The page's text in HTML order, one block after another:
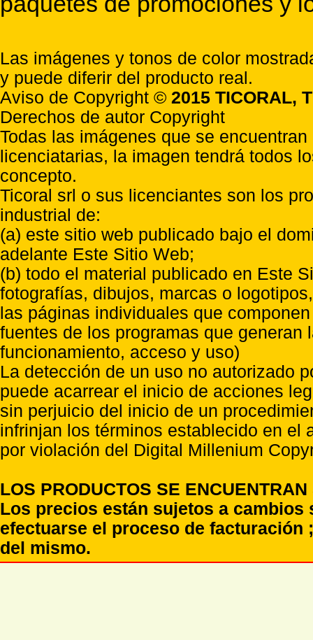
Las imágenes y tonos de color
y puede diferir del producto real.
Aviso de Copyright © 2015 TICORAL,
Derechos de autor Copyright
Todas las imágenes que se
licenciatarias, la imagen tendrá todos
concepto.
Ticoral srl o sus licenciantes son los
industrial de:
(a) este sitio web publicado bajo el
adelante Este Sitio Web;
(b) todo el material publicado en Este
fotografías, dibujos, marcas o
las páginas individuales que
fuentes de los programas que
funcionamiento, acceso y uso)
La detección de un uso no autorizado
puede acarrear el inicio de acciones
sin perjuicio del inicio de un
infrinjan los términos establecido en el
por violación del Digital Millenium
LOS PRODUCTOS SE
Los precios están sujetos a
efectuarse el proceso de
del mismo.